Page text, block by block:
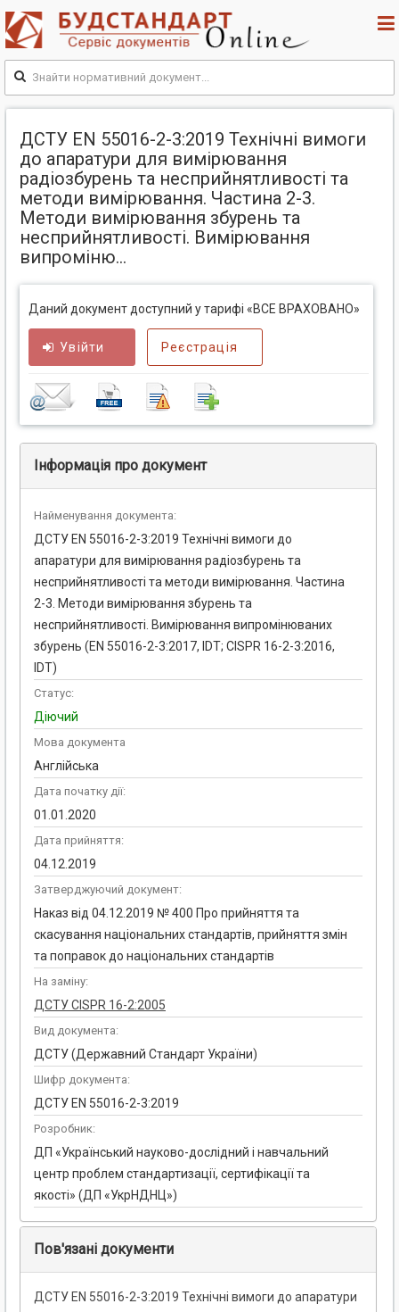
ДСТУ EN 55016-2-3:2019 Технічні вимоги
до апаратури для вимірювання
радіозбурень та несприйнятливості та
методи вимірювання. Частина 2-3.
Методи вимірювання збурень та
несприйнятливості. Вимірювання
випроміню...
Даний документ доступний у тарифі «ВСЕ ВРАХОВАНО»
Увійти Реєстрація
Інформація про документ
Найменування документа:
ДСТУ EN 55016-2-3:2019 Технічні вимоги до
апаратури для вимірювання радіозбурень та
несприйнятливості та методи вимірювання. Частина
2-3. Методи вимірювання збурень та
несприйнятливості. Вимірювання випромінюваних
збурень (EN 55016-2-3:2017, IDT; CISPR 16-2-3:2016,
IDT)
Статус:
Діючий
Мова документа
Англійська
Дата початку дії:
01.01.2020
Дата прийняття:
04.12.2019
Затверджуючий документ:
Наказ від 04.12.2019 № 400 Про прийняття та
скасування національних стандартів, прийняття змін
та поправок до національних стандартів
На заміну:
ДСТУ CISPR 16-2:2005
Вид документа:
ДСТУ (Державний Стандарт України)
Шифр документа:
ДСТУ EN 55016-2-3:2019
Розробник:
ДП «Український науково-дослідний і навчальний
центр проблем стандартизації, сертифікації та
якості» (ДП «УкрНДНЦ»)
Пов'язані документи
ДСТУ EN 55016-2-3:2019 Технічні вимоги до апаратури